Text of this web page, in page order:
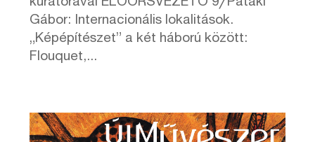
Gábor: Internacionális lokalitások.
„Képépítészet” a két háború között:
Flouquet,...